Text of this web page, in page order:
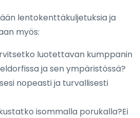
lentokenttäkuljetuksia ja
myös:
luotettavan kumppanin
ja sen ympäristössä?
nopeasti ja turvallisesti
isommalla porukalla?Ei